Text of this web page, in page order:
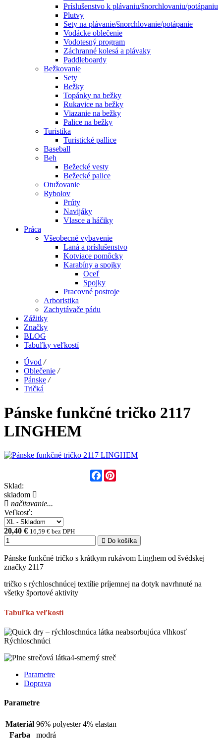
Príslušenstvo k plávaniu/šnorchlovaniu/potápaniu
Plutvy
Sety na plávanie/šnorchlovanie/potápanie
Vodácke oblečenie
Vodotesný program
Záchranné kolesá a plávaky
Paddleboardy
Bežkovanie
Sety
Bežky
Topánky na bežky
Rukavice na bežky
Viazanie na bežky
Palice na bežky
Turistika
Turistické pallice
Baseball
Beh
Bežecké vesty
Bežecké palice
Otužovanie
Rybolov
Prúty
Navijáky
Vlasce a háčiky
Práca
Všeobecné vybavenie
Laná a príslušenstvo
Kotviace pomôcky
Karabíny a spojky
Oceľ
Spojky
Pracovné postroje
Arboristika
Zachytávače pádu
Zážitky
Značky
BLOG
Tabuľky veľkostí
Úvod /
Oblečenie /
Pánske /
Tričká
Pánske funkčné tričko 2117
LINGHEM
Facebook
Sklad:
skladom
načitavanie...
Veľkosť:
20,40 € 16,59 € bez DPH
Do košíka
Pánske funkčné tričko s krátkym rukávom Linghem od švédskej
značky 2117
tričko s rýchloschnúcej textílie príjemnej na dotyk navrhnuté na
všetky športové aktivity
Tabuľka veľkostí
Rýchloschnúci
4-smerný streč
Parametre
Doprava
Parametre
Materiál 96% polyester 4% elastan
Farba
modrá